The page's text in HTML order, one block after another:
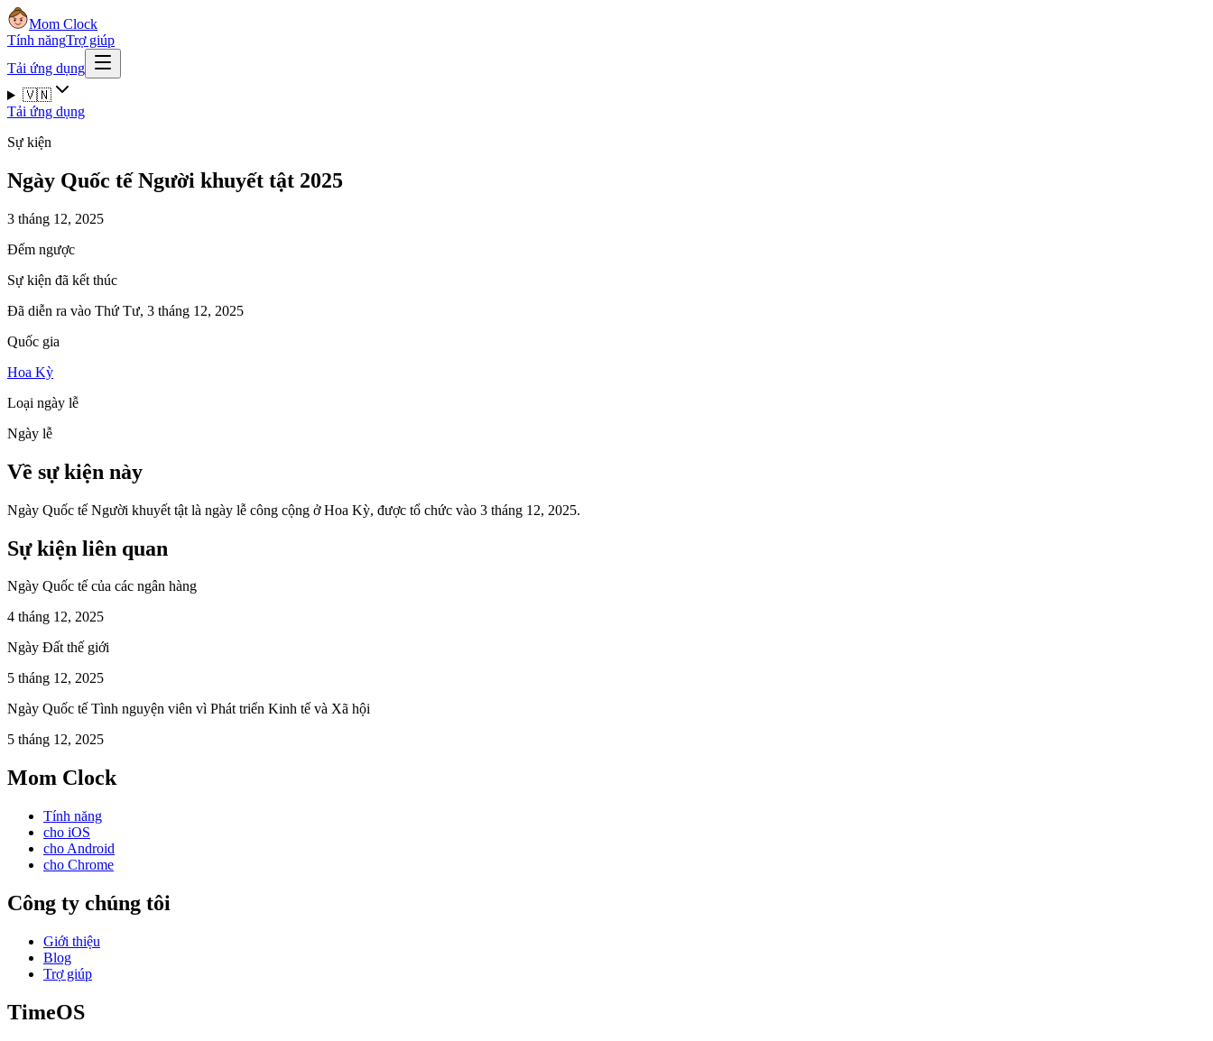
Mom Clock
Tính năngTrợ giúp
Tải ứng dụng
🇻🇳
Tải ứng dụng
Sự kiện
Ngày Quốc tế Người khuyết tật 2025
3 tháng 12, 2025
Đếm ngược
Sự kiện đã kết thúc
Đã diễn ra vào Thứ Tư, 3 tháng 12, 2025
Quốc gia
Hoa Kỳ
Loại ngày lễ
Ngày lễ
Về sự kiện này
Ngày Quốc tế Người khuyết tật là ngày lễ công cộng ở Hoa Kỳ, được tổ chức vào 3 tháng 12, 2025.
Sự kiện liên quan
Ngày Quốc tế của các ngân hàng
4 tháng 12, 2025
Ngày Đất thế giới
5 tháng 12, 2025
Ngày Quốc tế Tình nguyện viên vì Phát triển Kinh tế và Xã hội
5 tháng 12, 2025
Mom Clock
Tính năng
cho iOS
cho Android
cho Chrome
Công ty chúng tôi
Giới thiệu
Blog
Trợ giúp
TimeOS